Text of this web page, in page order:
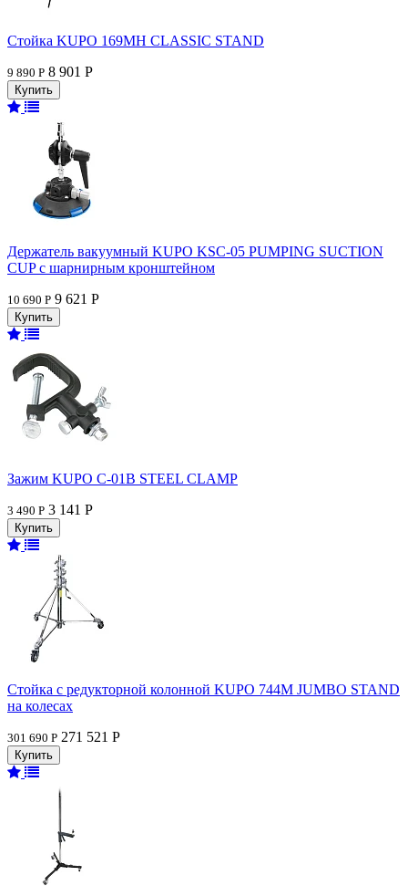
Стойка KUPO 169MH CLASSIC STAND
9 890 Р 8 901 Р
Держатель вакуумный KUPO KSC-05 PUMPING SUCTION
CUP с шарнирным кронштейном
10 690 Р 9 621 Р
Зажим KUPO C-01B STEEL CLAMP
3 490 Р 3 141 Р
Стойка с редукторной колонной KUPO 744M JUMBO STAND
на колесах
301 690 Р 271 521 Р